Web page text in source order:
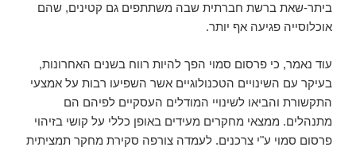
ביתר-שאת ברשת חברתית שבה משתתפים גם קטינים, שהם
אוכלוסייה פגיעה אף יותר.
עוד נאמר, כי פרסום סמוי הפך להיות רווח בשנים האחרונות,
בעיקר עם השינויים הטכנולוגיים אשר השפיעו רבות על אמצעי
התקשורת והביאו לשינויי המודלים העסקיים לפיהם הם
מתנהלים. ממצאי מחקרים מעידים באופן כללי על קושי בזיהוי
פרסום סמוי ע"י צרכנים. לעמדה צורפה סקירת מחקר תמציתית